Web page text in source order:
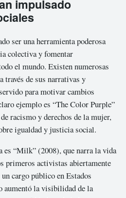
impulsado
ser una herramienta poderosa
colectiva y fomentar
el mundo. Existen numerosas
través de sus narrativas y
para motivar cambios
ejemplo es “The Color Purple”
racismo y derechos de la mujer,
igualdad y justicia social.
es “Milk” (2008), que narra la vida
primeros activistas abiertamente
cargo público en Estados
aumentó la visibilidad de la